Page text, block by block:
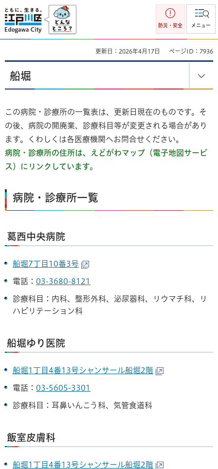
江戸川区
防災・安全 メニュー
更新日：2026年4月17日 ページID：7936
船堀
この病院・診療所の一覧表は、更新日現在のものです。そ
の後、病院の開廃業、診療科目等が変更される場合があり
ます。くわしくは各医療機関へお問合せください。
病院・診療所の住所は、えどがわマップ（電子地図サービ
ス）にリンクしています。
病院・診療所一覧
葛西中央病院
船堀7丁目10番3号
電話： 03-3680-8121
診療科目：内科、整形外科、泌尿器科、リウマチ科、リ
ハビリテーション科
船堀ゆり医院
船堀1丁目4番13号シャンサール船堀2階
電話： 03-5605-3301
診療科目：耳鼻いんこう科、気管食道科
飯室皮膚科
船堀1丁目4番13号シャンサール船堀2階